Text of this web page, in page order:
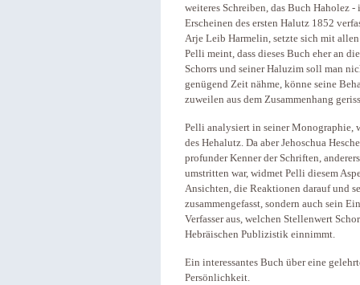
weiteres Schreiben, das Buch Haholez
Erscheinen des ersten Halutz 1852
Arje Leib Harmelin, setzte sich mit
Pelli meint, dass dieses Buch eher an
Schorrs und seiner Haluzim soll man
genügend Zeit nähme, könne seine
zuweilen aus dem Zusammenhang
Pelli analysiert in seiner Monographie,
des Hehalutz. Da aber Jehoschua
profunder Kenner der Schriften,
umstritten war, widmet Pelli diesem
Ansichten, die Reaktionen darauf und
zusammengefasst, sondern auch sein
Verfasser aus, welchen Stellenwert
Hebräischen Publizistik einnimmt.
Ein interessantes Buch über eine
Persönlichkeit.